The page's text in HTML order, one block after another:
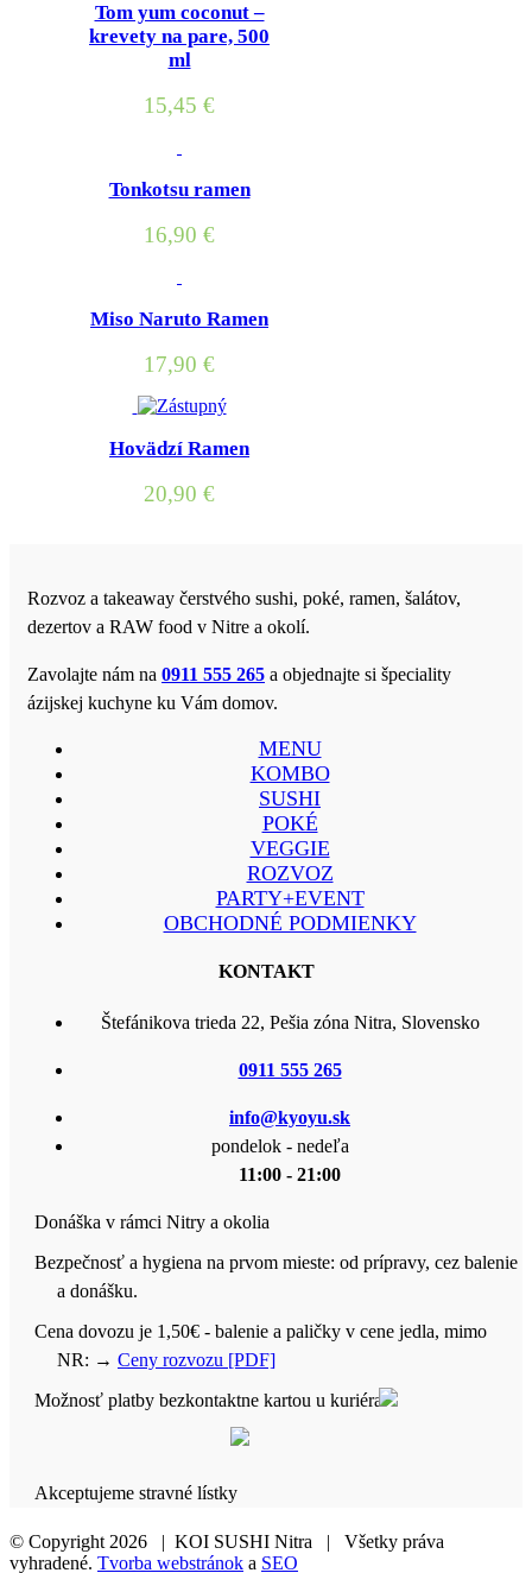
Tom yum coconut –
krevety na pare, 500
ml
15,45 €
Tonkotsu ramen
16,90 €
Miso Naruto Ramen
17,90 €
Hovädzí Ramen
20,90 €
Rozvoz a takeaway čerstvého sushi, poké, ramen, šalátov,
dezertov a RAW food v Nitre a okolí.
Zavolajte nám na 0911 555 265 a objednajte si špeciality
ázijskej kuchyne ku Vám domov.
MENU
KOMBO
SUSHI
POKÉ
VEGGIE
ROZVOZ
PARTY+EVENT
OBCHODNÉ PODMIENKY
KONTAKT
Štefánikova trieda 22, Pešia zóna Nitra, Slovensko
0911 555 265
info@kyoyu.sk
pondelok - nedeľa
11:00 - 21:00
Donáška v rámci Nitry a okolia
Bezpečnosť a hygiena na prvom mieste: od prípravy, cez balenie
a donášku.
Cena dovozu je 1,50€ - balenie a paličky v cene jedla, mimo
NR: → Ceny rozvozu [PDF]
Možnosť platby bezkontaktne kartou u kuriéra
Akceptujeme stravné lístky
© Copyright 2026 | KOI SUSHI Nitra | Všetky práva
vyhradené. Tvorba webstránok a SEO